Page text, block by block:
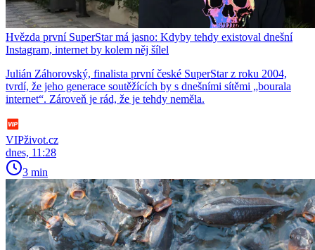
Hvězda první SuperStar má jasno: Kdyby tehdy existoval dnešní
Instagram, internet by kolem něj šílel
Julián Záhorovský, finalista první české SuperStar z roku 2004,
tvrdí, že jeho generace soutěžících by s dnešními sítěmi „bourala
internet“. Zároveň je rád, že je tehdy neměla.
VIPživot.cz
dnes, 11:28
3 min